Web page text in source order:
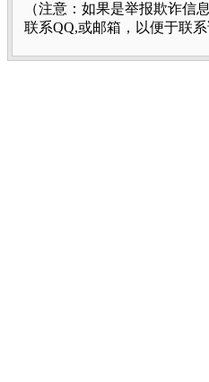
（注意：如果是举报欺诈信
联系QQ,或邮箱，以便于联系